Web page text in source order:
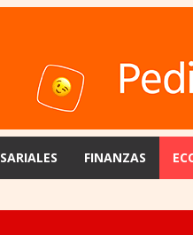
FINANZAS